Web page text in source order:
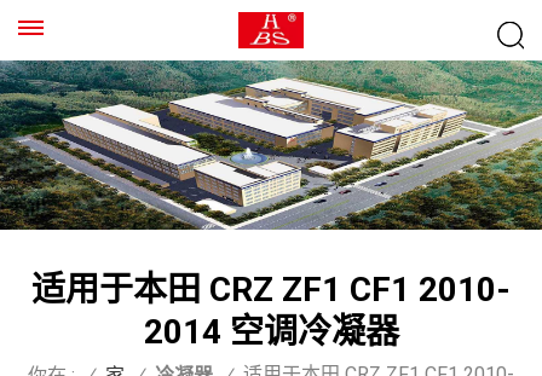
适用于本田 CRZ ZF1 CF1 2010-
2014 空调冷凝器